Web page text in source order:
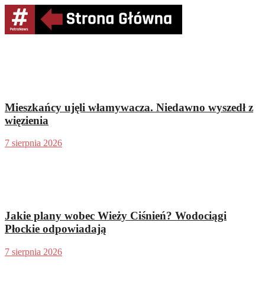
Mieszkańcy ujęli włamywacza. Niedawno wyszedł z
więzienia
7 sierpnia 2026
Jakie plany wobec Wieży Ciśnień? Wodociągi
Płockie odpowiadają
7 sierpnia 2026